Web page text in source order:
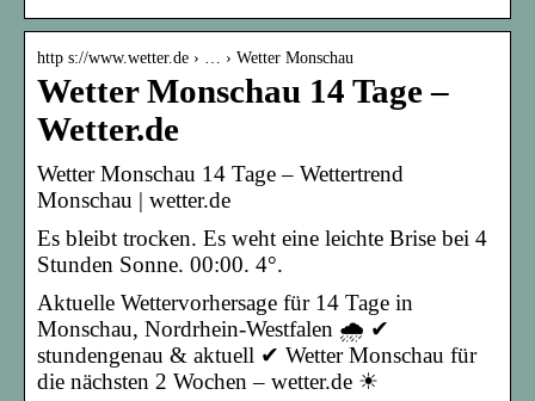
http s://www.wetter.de › … › Wetter Monschau
Wetter Monschau 14 Tage –
Wetter.de
Wetter Monschau 14 Tage – Wettertrend
Monschau | wetter.de
Es bleibt trocken. Es weht eine leichte Brise bei 4
Stunden Sonne. 00:00. 4°.
Aktuelle Wettervorhersage für 14 Tage in
Monschau, Nordrhein-Westfalen 🌧️ ✔
stundengenau & aktuell ✔ Wetter Monschau für
die nächsten 2 Wochen – wetter.de ☀